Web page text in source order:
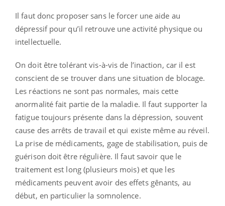
Il faut donc proposer sans le forcer une aide au
dépressif pour qu’il retrouve une activité physique ou
intellectuelle.
On doit être tolérant vis-à-vis de l’inaction, car il est
conscient de se trouver dans une situation de blocage.
Les réactions ne sont pas normales, mais cette
anormalité fait partie de la maladie. Il faut supporter la
fatigue toujours présente dans la dépression, souvent
cause des arrêts de travail et qui existe même au réveil.
La prise de médicaments, gage de stabilisation, puis de
guérison doit être régulière. Il faut savoir que le
traitement est long (plusieurs mois) et que les
médicaments peuvent avoir des effets gênants, au
début, en particulier la somnolence.